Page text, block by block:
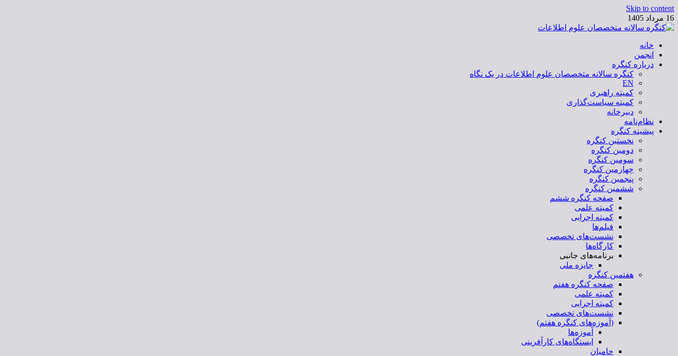
Skip to content
16 مرداد 1405
کنگره سالانه متخصصان علوم اطلاعات
خانه
انجمن
درباره کنگره
کنگره سالانه متخصصان علوم اطلاعات در یک نگاه
EN
کمیته راهبری
کمیته سیاست‌گذاری
دبیرخانه
نظام‌نامه
پیشینه کنگره
نخستین کنگره
دومین کنگره
سومین کنگره
چهارمین کنگره
پنجمین کنگره
ششمین کنگره
صفحه کنگره ششم
کمیته علمی
کمیته اجرایی
فیلم‌ها
نشست‌های تخصصی
کارگاه‌ها
برنامه‌های جانبی
جایزه ملی
هفتمین کنگره
صفحه کنگره هفتم
کمیته علمی
کمیته اجرایی
نشست‌های تخصصی
(آموزه‌های کنگره هفتم)
آموزه‌ها
ایستگاه‌های کارآفرینی
حامیان